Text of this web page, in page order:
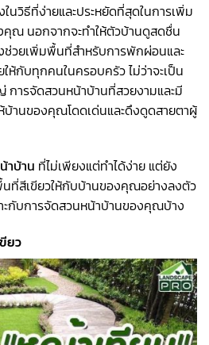
นวิธีที่ง่ายและประหยัดที่สุดในการเพิ่ม
คุณ นอกจากจะทำให้ตัวบ้านดูสดชื่น
ช่วยเพิ่มพื้นที่สำหรับการพักผ่อนและ
ห้กับทุกคนในครอบครัว ไม่ว่าจะเป็น
การจัดสวนหน้าบ้านที่สวยงามและมี
บ้านของคุณโดดเด่นและดึงดูดสายตาผู้
าบ้าน ที่ไม่เพียงแต่ทำได้ง่าย แต่ยัง
ที่สีเขียวให้กับบ้านของคุณอย่างลงตัว
ะกับการจัดสวนหน้าบ้านของคุณบ้าง
ยว